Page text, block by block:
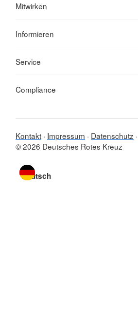
Mitwirken
Informieren
Service
Compliance
Kontakt Impressum Datenschutz
© 2026 Deutsches Rotes Kreuz
Sprache wechseln zu